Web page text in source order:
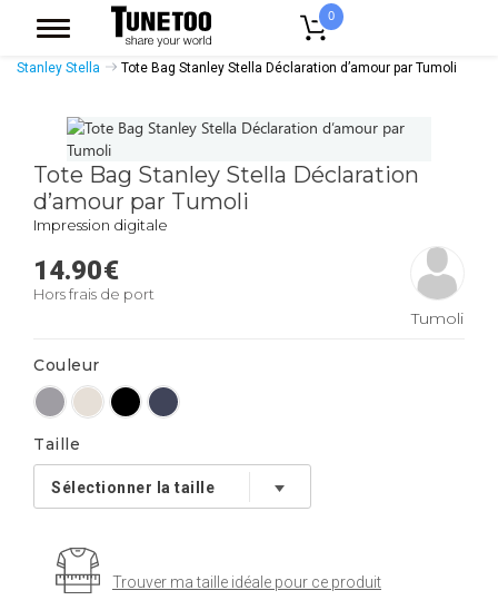
0
Accessoires Casquettes Tote Bags
Stanley Stella
Tote Bag Stanley Stella Déclaration d’amour par Tumoli
Tote Bag Stanley Stella Déclaration
d’amour par Tumoli
Impression digitale
14.90€
Hors frais de port
Tumoli
Couleur
Taille
Trouver ma taille idéale pour ce produit